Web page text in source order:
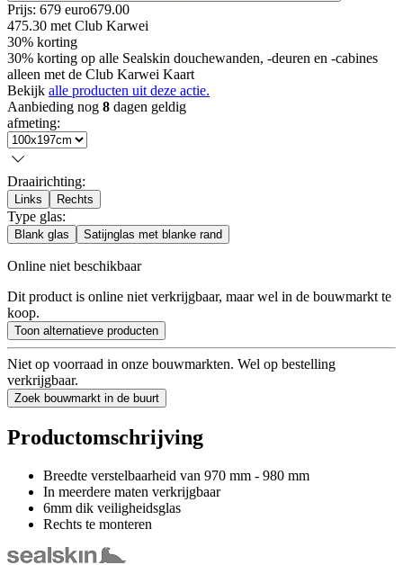
Prijs: 679 euro679.00
475.30 met Club Karwei
30% korting
30% korting op alle Sealskin douchewanden, -deuren en -cabines
alleen met de Club Karwei Kaart
Bekijk alle producten uit deze actie.
Aanbieding nog 8 dagen geldig
afmeting:
Draairichting:
Links Rechts
Type glas:
Blank glas Satijnglas met blanke rand
Online niet beschikbaar
Dit product is online niet verkrijgbaar, maar wel in de bouwmarkt te
koop.
Toon alternatieve producten
Niet op voorraad in onze bouwmarkten. Wel op bestelling
verkrijgbaar.
Zoek bouwmarkt in de buurt
Productomschrijving
Breedte verstelbaarheid van 970 mm - 980 mm
In meerdere maten verkrijgbaar
6mm dik veiligheidsglas
Rechts te monteren